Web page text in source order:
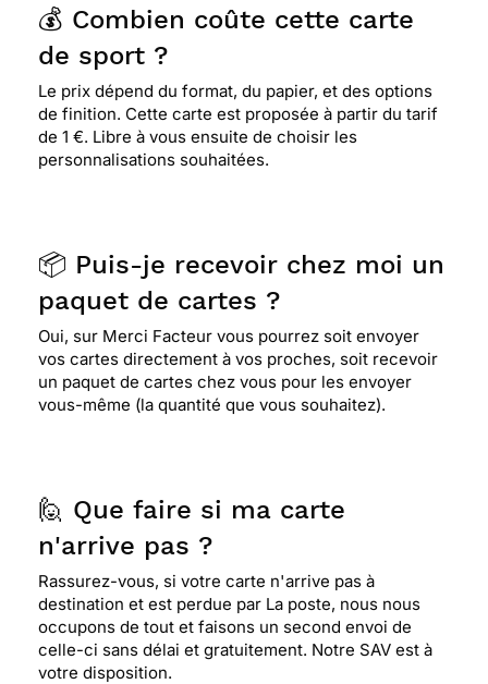
💰 Combien coûte cette carte
de sport ?
Le prix dépend du format, du papier, et des options
de finition. Cette carte est proposée à partir du tarif
de 1 €. Libre à vous ensuite de choisir les
personnalisations souhaitées.
📦 Puis-je recevoir chez moi un
paquet de cartes ?
Oui, sur Merci Facteur vous pourrez soit envoyer
vos cartes directement à vos proches, soit recevoir
un paquet de cartes chez vous pour les envoyer
vous-même (la quantité que vous souhaitez).
🙋 Que faire si ma carte
n'arrive pas ?
Rassurez-vous, si votre carte n'arrive pas à
destination et est perdue par La poste, nous nous
occupons de tout et faisons un second envoi de
celle-ci sans délai et gratuitement. Notre SAV est à
votre disposition.